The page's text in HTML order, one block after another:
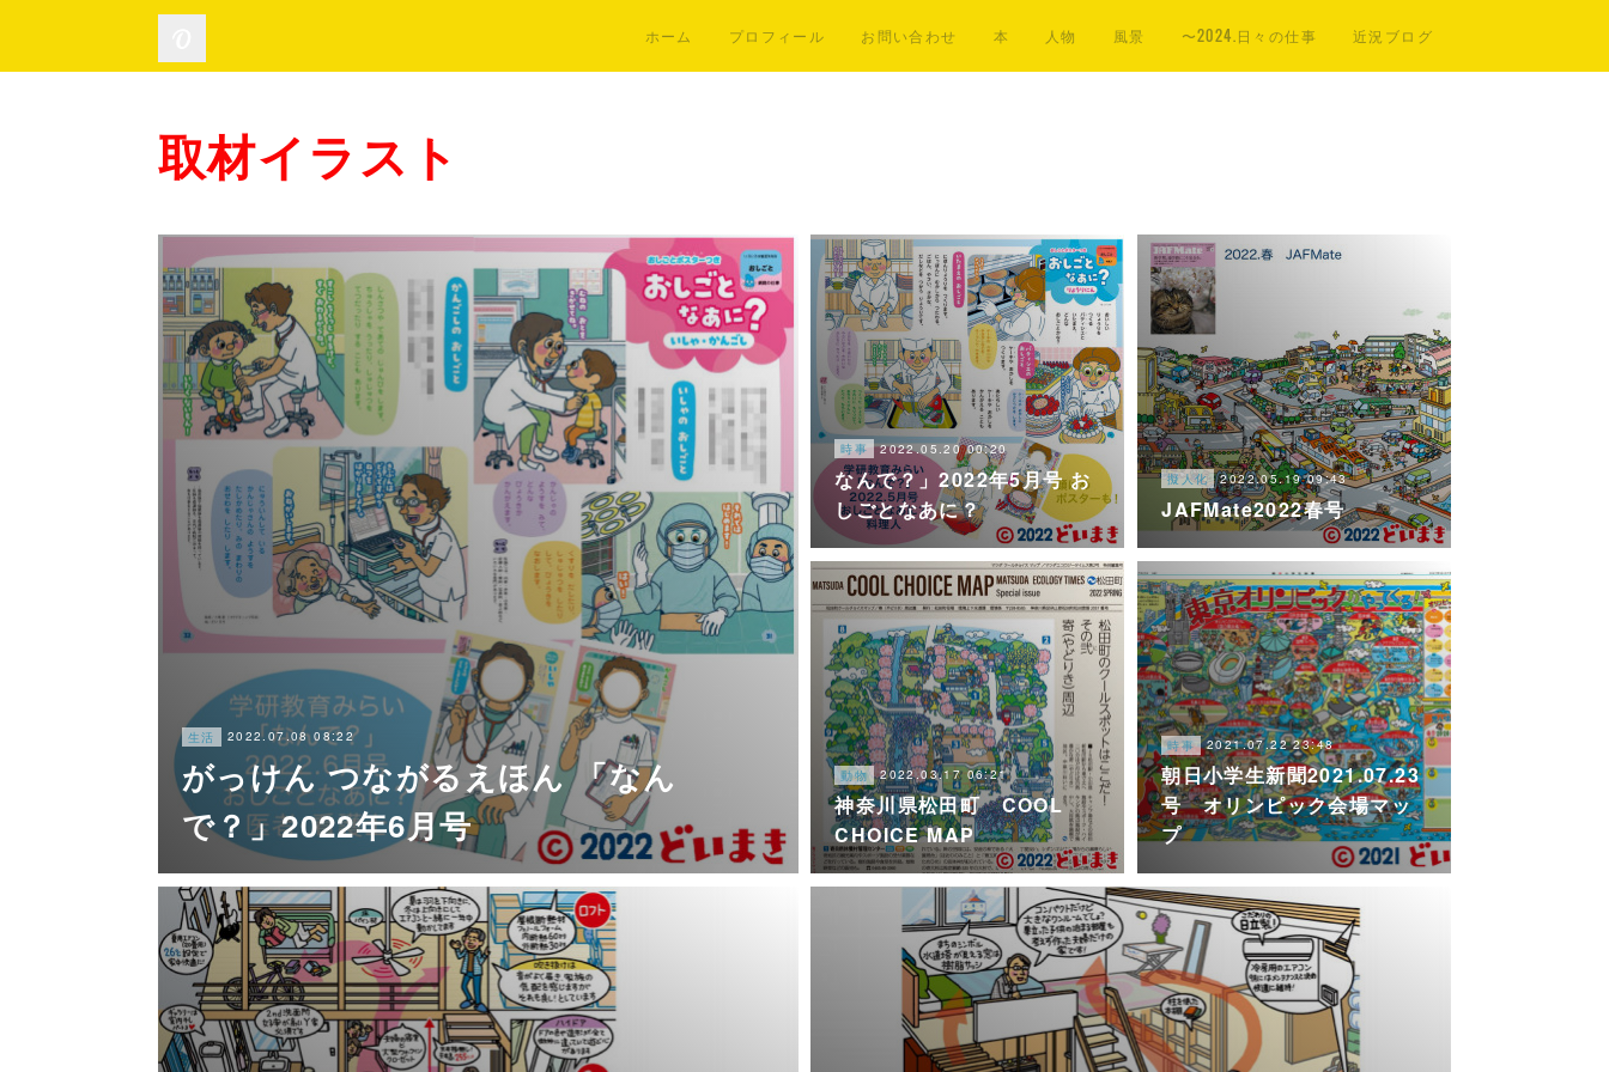
ホーム プロフィール お問い合わせ 本 人物 風景 〜2024.日々の仕事 近況ブログ
取材イラスト
生活 2022.07.08 08:22
がっけん つながるえほん 「なん
で？」2022年6月号
時事 2022.05.20 00:20
なんで？」2022年5月号 お
しごとなあに？
擬人化 2022.05.19 09:43
JAFMate2022春号
動物 2022.03.17 06:21
神奈川県松田町 COOL
CHOICE MAP
時事 2021.07.22 23:48
朝日小学生新聞2021.07.23
号 オリンピック会場マッ
プ